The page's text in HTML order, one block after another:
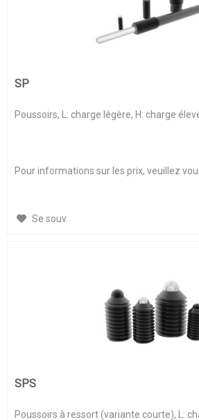
SP
Poussoirs, L: charge légère, H: charge
Pour informations sur les prix, veuillez
Se souv.
SPS
Poussoirs à ressort (variante courte), L: